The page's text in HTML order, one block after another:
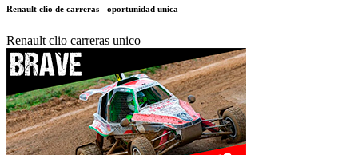
25 €
Autor:
TIOAUTOMOCIO
Publicado en:
Vehículos de Competición /Renault
Publicado el:
24-Feb-2026 08:53
Referencia:
764823